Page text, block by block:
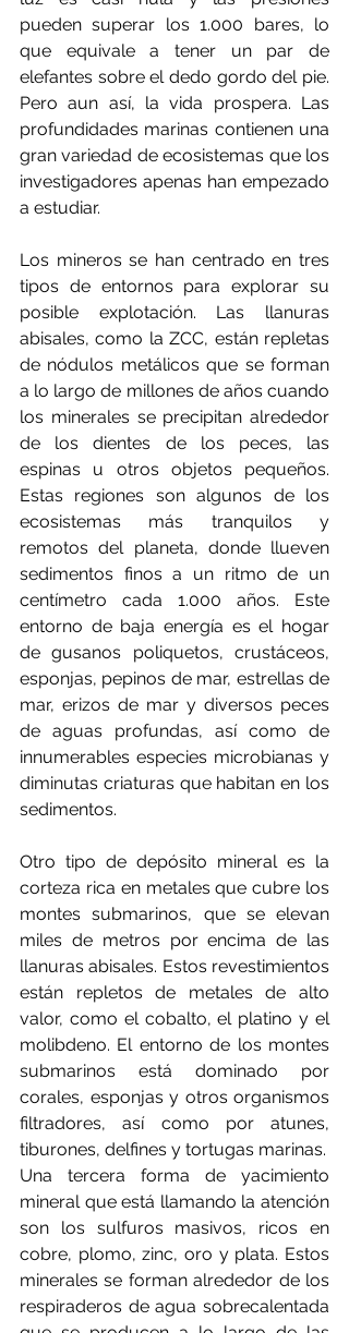
pueden superar los 1.000 bares, lo
que equivale a tener un par de
elefantes sobre el dedo gordo del pie.
Pero aun así, la vida prospera. Las
profundidades marinas contienen una
gran variedad de ecosistemas que los
investigadores apenas han empezado
a estudiar.
Los mineros se han centrado en tres
tipos de entornos para explorar su
posible explotación. Las llanuras
abisales, como la ZCC, están repletas
de nódulos metálicos que se forman
a lo largo de millones de años cuando
los minerales se precipitan alrededor
de los dientes de los peces, las
espinas u otros objetos pequeños.
Estas regiones son algunos de los
ecosistemas más tranquilos y
remotos del planeta, donde llueven
sedimentos finos a un ritmo de un
centímetro cada 1.000 años. Este
entorno de baja energía es el hogar
de gusanos poliquetos, crustáceos,
esponjas, pepinos de mar, estrellas de
mar, erizos de mar y diversos peces
de aguas profundas, así como de
innumerables especies microbianas y
diminutas criaturas que habitan en los
sedimentos.
Otro tipo de depósito mineral es la
corteza rica en metales que cubre los
montes submarinos, que se elevan
miles de metros por encima de las
llanuras abisales. Estos revestimientos
están repletos de metales de alto
valor, como el cobalto, el platino y el
molibdeno. El entorno de los montes
submarinos está dominado por
corales, esponjas y otros organismos
filtradores, así como por atunes,
tiburones, delfines y tortugas marinas.
Una tercera forma de yacimiento
mineral que está llamando la atención
son los sulfuros masivos, ricos en
cobre, plomo, zinc, oro y plata. Estos
minerales se forman alrededor de los
respiraderos de agua sobrecalentada